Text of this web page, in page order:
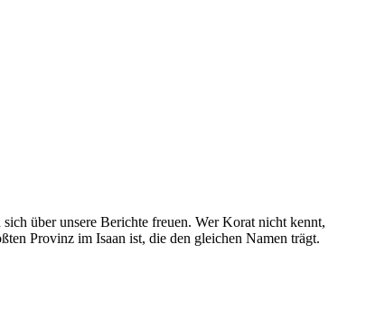
über unsere Berichte freuen. Wer Korat nicht kennt,
Provinz im Isaan ist, die den gleichen Namen trägt.